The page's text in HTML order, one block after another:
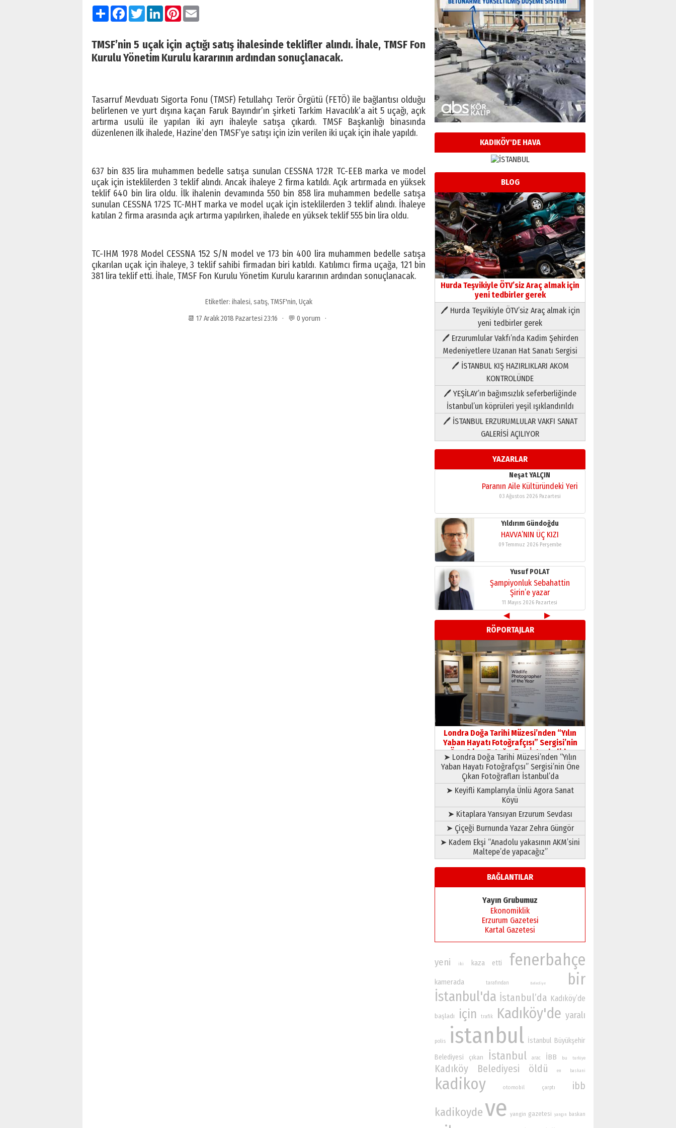
PaylaşFacebook
TwitterLinkedInPinterest
TMSF’nin 5 uçak için açtığı satış ihalesinde teklifler alındı. İhale, TMSF Fon
Kurulu Yönetim Kurulu kararının ardından sonuçlanacak.
Tasarruf Mevduatı Sigorta Fonu (TMSF) Fetullahçı Terör Örgütü (FETÖ) ile bağlantısı olduğu
belirlenen ve yurt dışına kaçan Faruk Bayındır’ın şirketi Tarkim Havacılık’a ait 5 uçağı, açık
artırma usulü ile yapılan iki ayrı ihaleyle satışa çıkardı. TMSF Başkanlığı binasında
düzenlenen ilk ihalede, Hazine’den TMSF’ye satışı için izin verilen iki uçak için ihale yapıldı.
637 bin 835 lira muhammen bedelle satışa sunulan CESSNA 172R TC-EEB marka ve model
uçak için isteklilerden 3 teklif alındı. Ancak ihaleye 2 firma katıldı. Açık artırmada en yüksek
teklif 640 bin lira oldu. İlk ihalenin devamında 550 bin 858 lira muhammen bedelle satışa
sunulan CESSNA 172S TC-MHT marka ve model uçak için isteklilerden 3 teklif alındı. İhaleye
katılan 2 firma arasında açık artırma yapılırken, ihalede en yüksek teklif 555 bin lira oldu.
TC-IHM 1978 Model CESSNA 152 S/N model ve 173 bin 400 lira muhammen bedelle satışa
çıkarılan uçak için ihaleye, 3 teklif sahibi firmadan biri katıldı. Katılımcı firma uçağa, 121 bin
381 lira teklif etti. İhale, TMSF Fon Kurulu Yönetim Kurulu kararının ardından sonuçlanacak.
Etiketler: ihalesi, satış, TMSF'nin, Uçak
📆 17 Aralık 2018 Pazartesi 23:16 · 💬 0 yorum ·
KADIKÖY'DE HAVA
BLOG
Hurda Teşvikiyle ÖTV’siz Araç almak için
yeni tedbirler gerek
🖊 Hurda Teşvikiyle ÖTV’siz Araç almak için
yeni tedbirler gerek
🖊 Erzurumlular Vakfı’nda Kadim Şehirden
Medeniyetlere Uzanan Hat Sanatı Sergisi
🖊 İSTANBUL KIŞ HAZIRLIKLARI AKOM
KONTROLÜNDE
🖊 YEŞİLAY’ın bağımsızlık seferberliğinde
İstanbul’un köprüleri yeşil ışıklandırıldı
🖊 İSTANBUL ERZURUMLULAR VAKFI SANAT
GALERİSİ AÇILIYOR
YAZARLAR
Neşat YALÇIN
Paranın Aile Kültüründeki Yeri
03 Ağustos 2026 Pazartesi
Yıldırım Gündoğdu
HAVVA’NIN ÜÇ KIZI
09 Temmuz 2026 Perşembe
Yusuf POLAT
Şampiyonluk Sebahattin
Şirin’e yazar
11 Mayıs 2026 Pazartesi
Neşat YALÇIN
Paranın Aile Kültüründeki Yeri
03 Ağustos 2026 Pazartesi
Yıldırım Gündoğdu
HAVVA’NIN ÜÇ KIZI
09 Temmuz 2026 Perşembe
Yusuf POLAT
Şampiyonluk Sebahattin
Şirin’e yazar
11 Mayıs 2026 Pazartesi
Neşat YALÇIN
Paranın Aile Kültüründeki Yeri
03 Ağustos 2026 Pazartesi
Yıldırım Gündoğdu
HAVVA’NIN ÜÇ KIZI
09 Temmuz 2026 Perşembe
Yusuf POLAT
Şampiyonluk Sebahattin
Şirin’e yazar
11 Mayıs 2026 Pazartesi
◀
▶
RÖPORTAJLAR
Londra Doğa Tarihi Müzesi’nden “Yılın
Yaban Hayatı Fotoğrafçısı” Sergisi’nin
Öne Çıkan Fotoğrafları İstanbul’da
➤ Londra Doğa Tarihi Müzesi’nden “Yılın
Yaban Hayatı Fotoğrafçısı” Sergisi’nin Öne
Çıkan Fotoğrafları İstanbul’da
➤ Keyifli Kamplarıyla Ünlü Agora Sanat
Köyü
➤ Kitaplara Yansıyan Erzurum Sevdası
➤ Çiçeği Burnunda Yazar Zehra Güngör
➤ Kadem Ekşi “Anadolu yakasının AKM’sini
Maltepe’de yapacağız”
BAĞLANTILAR
Yayın Grubumuz
Ekonomiklik
Erzurum Gazetesi
Kartal Gazetesi
yeni iki kaza etti fenerbahçe
kamerada tarafından Belediye bir
İstanbul'da İstanbul’da Kadıköy’de
başladı için trafik Kadıköy'de yaralı
polis istanbul İstanbul Büyükşehir
Belediyesi
çıkan İstanbul arac İBB bu turkiye
Kadıköy Belediyesi öldü en baskani
kadikoy otomobil çarptı ibb
kadikoyde ve yangin gazetesi yangın baskan